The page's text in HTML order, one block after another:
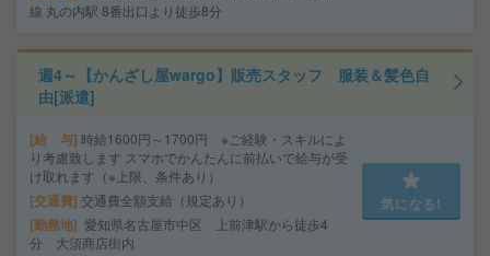
線 丸の内駅 8番出口より徒歩8分
週4～【かんざし屋wargo】販売スタッフ 服装＆髪色自
由[派遣]
給 与 時給1600円～1700円 ※ご経験・スキルによ
り考慮致します スマホでかんたんに前払いで給与が受
け取れます（※上限、条件あり）
交通費 交通費全額支給（規定あり）
勤務地 愛知県名古屋市中区 上前津駅から徒歩4
分 大須商店街内
気になる!